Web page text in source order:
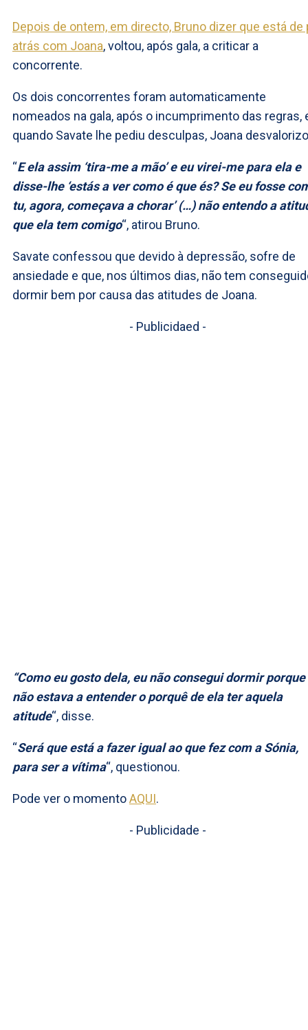
Depois de ontem, em directo, Bruno dizer que está de
atrás com Joana, voltou, após gala, a criticar a
concorrente.
Os dois concorrentes foram automaticamente
nomeados na gala, após o incumprimento das regras,
quando Savate lhe pediu desculpas, Joana
“E ela assim ‘tira-me a mão’ e eu virei-me para ela e
disse-lhe ‘estás a ver como é que és? Se eu fosse
tu, agora, começava a chorar’ (…) não entendo a
que ela tem comigo“, atirou Bruno.
Savate confessou que devido à depressão, sofre de
ansiedade e que, nos últimos dias, não tem
dormir bem por causa das atitudes de Joana.
- Publicidaed -
“Como eu gosto dela, eu não consegui dormir porque
não estava a entender o porquê de ela ter aquela
atitude“, disse.
“Será que está a fazer igual ao que fez com a Sónia,
para ser a vítima“, questionou.
Pode ver o momentoAQUI.
- Publicidade -